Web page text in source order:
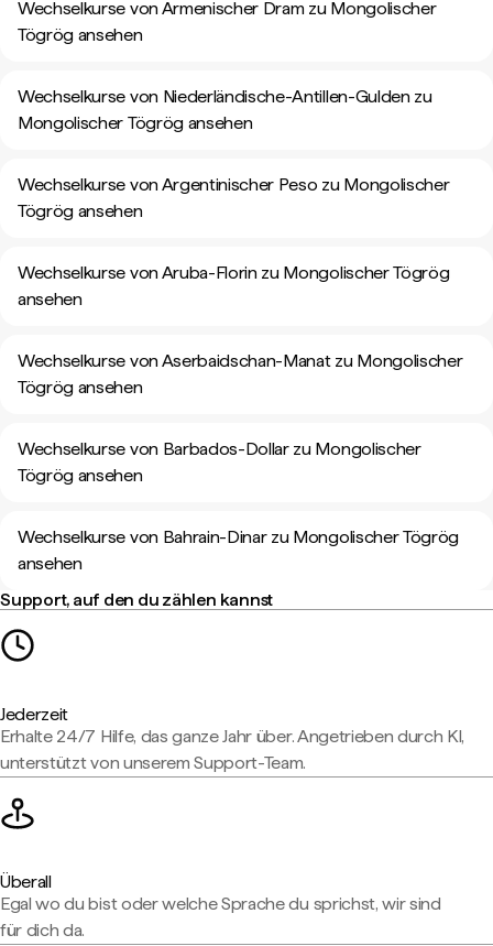
Wechselkurse von Armenischer Dram zu Mongolischer
Tögrög ansehen
Wechselkurse von Niederländische-Antillen-Gulden zu
Mongolischer Tögrög ansehen
Wechselkurse von Argentinischer Peso zu Mongolischer
Tögrög ansehen
Wechselkurse von Aruba-Florin zu Mongolischer Tögrög
ansehen
Wechselkurse von Aserbaidschan-Manat zu Mongolischer
Tögrög ansehen
Wechselkurse von Barbados-Dollar zu Mongolischer
Tögrög ansehen
Wechselkurse von Bahrain-Dinar zu Mongolischer Tögrög
ansehen
Support, auf den du zählen kannst
Jederzeit
Erhalte 24/7 Hilfe, das ganze Jahr über. Angetrieben durch KI,
unterstützt von unserem Support-Team.
Überall
Egal wo du bist oder welche Sprache du sprichst, wir sind
für dich da.